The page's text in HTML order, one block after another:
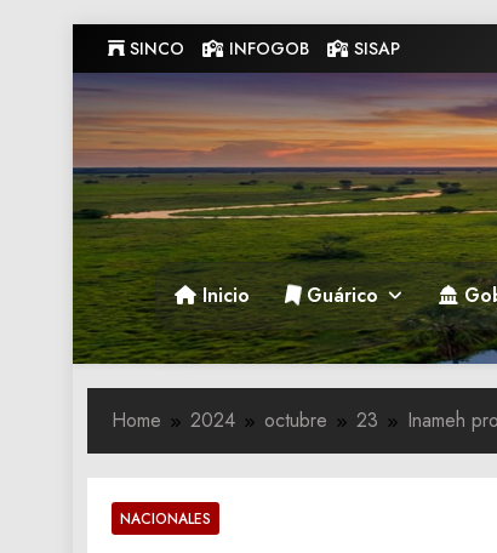
to
content
SINCO INFOGOB SISAP
Gobernacion de
Gobernacion de Guarico
Inicio Guárico
Home 2024 octubre 23 Inameh
NACIONALES